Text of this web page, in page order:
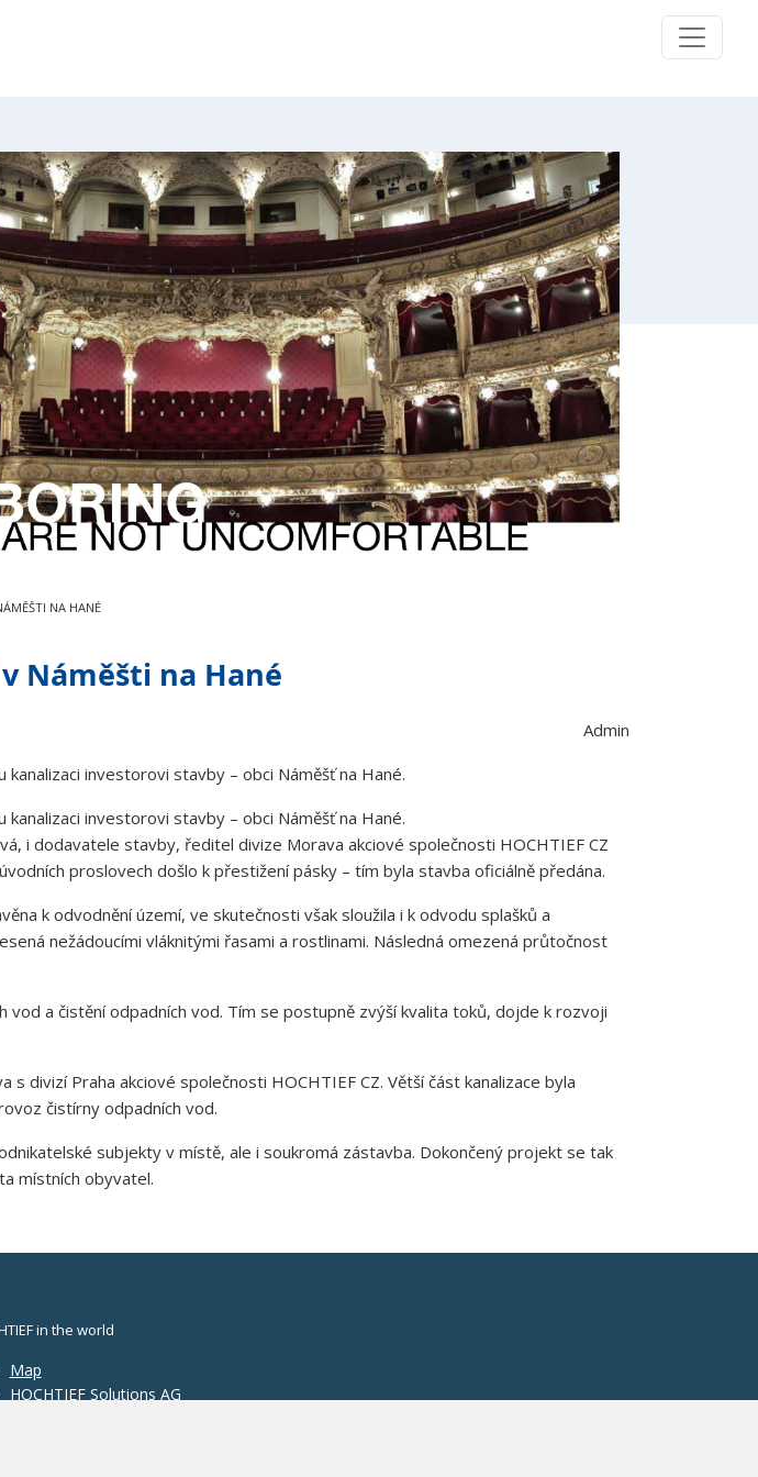
NA HANÉ
Náměšti na Hané
Admin
investorovi stavby – obci Náměšť na Hané.
investorovi stavby – obci Náměšť na Hané.
i dodavatele stavby, ředitel divize Morava akciové společnosti HOCHTIEF CZ
proslovech došlo k přestižení pásky – tím byla stavba oficiálně předána.
k odvodnění území, ve skutečnosti však sloužila i k odvodu splašků a
nežádoucími vláknitými řasami a rostlinami. Následná omezená průtočnost
a čistění odpadních vod. Tím se postupně zvýší kvalita toků, dojde k rozvoji
divizí Praha akciové společnosti HOCHTIEF CZ. Větší část kanalizace byla
čistírny odpadních vod.
subjekty v místě, ale i soukromá zástavba. Dokončený projekt se tak
místních obyvatel.
in the world
Map
HOCHTIEF Solutions AG